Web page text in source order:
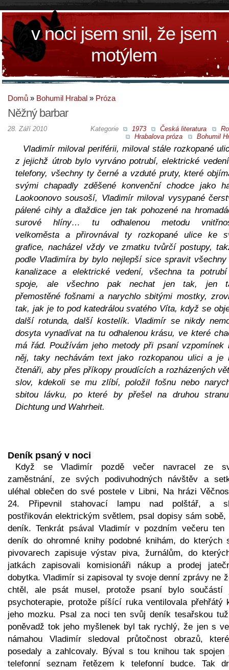
v noci jsem snil, že jsem
motýlem
Domů » Bohumil Hrabal » Próza
Něžný barbar
Kategorie 1973 Česká literatura
Hrabalova próza
Bohumil
28. Září 2010
Vladimír miloval periférii, miloval stále rozkopané
z jejichž útrob bylo vyrváno potrubí, elektrické
telefony, všechny ty černé a vzduté pruty, které
svými chapadly zděšené konvenční chodce jako
Laokoonovo sousoší, Vladimír miloval vysypané
pálené cihly a dlaždice jen tak pohozené na
surové hlíny… tu odhalenou metodu
velkoměsta a přirovnával ty rozkopané ulice ke
grafice, nacházel vždy ve zmatku tvůrčí postupy,
podle Vladimíra by bylo nejlepší sice spravit
kanalizace a elektrické vedení, všechna ta
spoje, ale všechno pak nechat jen tak, jen
přemostěné fošnami a narychlo sbitými mostky,
tak, jak je to pod katedrálou svatého Víta, když se
další rotunda, další kostelík. Vladimír se nikdy
dosyta vynadívat na tu odhalenou krásu, ve které
má řád. Používám jeho metody při psaní vzpomínek
něj, taky nechávám text jako rozkopanou ulici a je
čtenáři, aby přes příkopy proudících a rozházených
slov, kdekoli se mu zlíbí, položil fošnu nebo
sbitou lávku, po které by přešel na druhou
Dichtung und Wahrheit.
Deník psaný v noci
Když se Vladimír pozdě večer navracel ze
zaměstnání, ze svých podivuhodných návštěv a
uléhal oblečen do své postele v Libni, Na hrázi
24. Připevnil stahovací lampu nad polštář, a
postřikován elektrickým světlem, psal dopisy sám sobě,
deník. Tenkrát psával Vladimír v pozdním večeru ten
deník do ohromné knihy podobné knihám, do kterých
pivovarech zapisuje výstav piva, žurnálům, do
jatkách zapisovali komisionáři nákup a prodej
dobytka. Vladimír si zapisoval ty svoje denní zprávy ne
chtěl, ale psát musel, protože psaní bylo součástí
psychoterapie, protože píšící ruka ventilovala přehřátý
jeho mozku. Psal za noci ten svůj deník tesařskou
poněvadž tok jeho myšlenek byl tak rychlý, že jen s
námahou Vladimír sledoval průtočnost obrazů,
posedaly a zahlcovaly. Býval s tou knihou tak spojen
telefonní seznam řetězem k telefonní budce. Tak